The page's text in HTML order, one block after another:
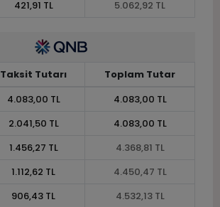
421,91 TL 5.062,92 TL
Taksit Tutarı
Toplam Tutar
4.083,00 TL
4.083,00 TL
2.041,50 TL
4.083,00 TL
1.456,27 TL
4.368,81 TL
1.112,62 TL
4.450,47 TL
906,43 TL
4.532,13 TL